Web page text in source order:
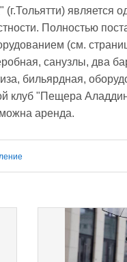
является
Полностью
(см.
санузлы, два
бильярдная,
клуб "Пещера
аренда.